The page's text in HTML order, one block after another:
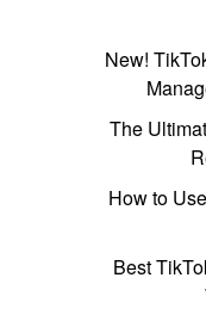
New!
The
How to
Best